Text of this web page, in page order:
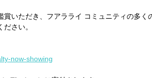
いただき、フアラライ コミュニティの多く
さい。
now-showing